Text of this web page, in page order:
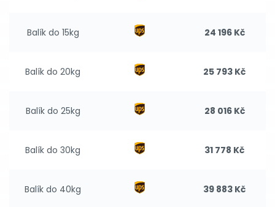
Balík do 15kg 24 196 Kč
Balík do 20kg 25 793 Kč
Balík do 25kg 28 016 Kč
Balík do 30kg 31 778 Kč
Balík do 40kg 39 883 Kč